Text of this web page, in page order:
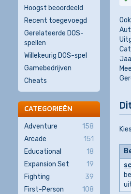
Hoogst beoordeeld
Recent toegevoegd
Gerelateerde DOS-
spellen
Willekeurig DOS-spel
Gamebedrijven
Cheats
CATEGORIEËN
Adventure
158
Arcade
151
Educational
18
Expansion Set
19
Fighting
39
First-Person
108